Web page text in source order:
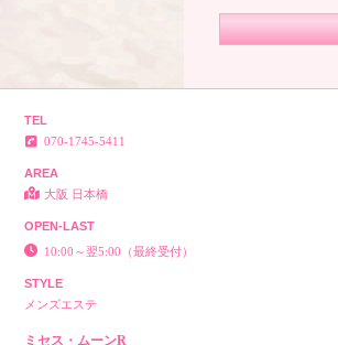
TEL
070-1745-5411
AREA
大阪 日本橋
OPEN-LAST
10:00～翌5:00（最終受付）
STYLE
メンズエステ
ミセス・ムーンR